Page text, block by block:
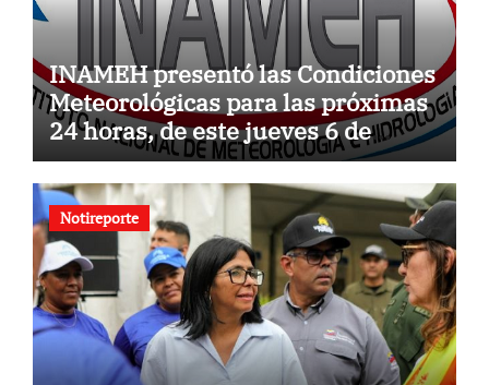
INAMEH presentó las Condiciones
Meteorológicas para las próximas
24 horas, de este jueves 6 de
agosto 2026
Notireporte